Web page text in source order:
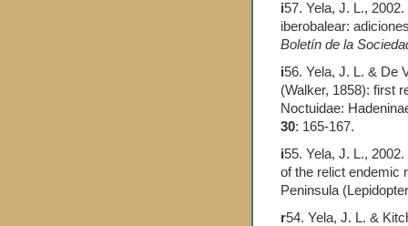
i57. Yela, J. L.,
iberobalear:
Boletín de la
i56. Yela, J. L. & De
(Walker, 1858): first
Noctuidae:
30: 165-167.
i55. Yela, J. L.,
of the relict endemic
Peninsula
r54. Yela, J. L. &